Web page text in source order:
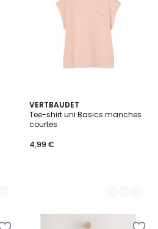
VERTBAUDET
Tee-shirt uni Basics manches
courtes
4,99 €
4
Couleurs